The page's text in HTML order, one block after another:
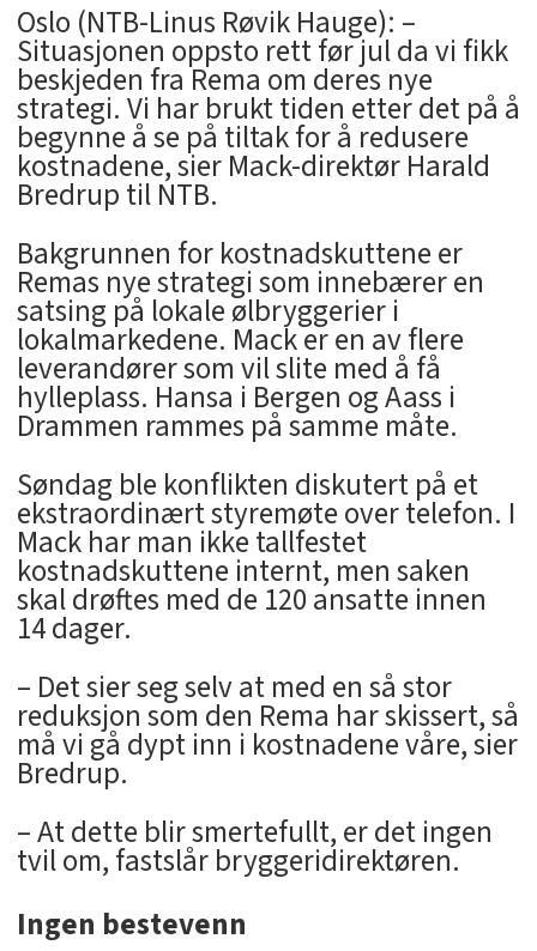
Oslo (NTB-Linus Røvik Hauge): –
Situasjonen oppsto rett før jul da vi fikk
beskjeden fra Rema om deres nye
strategi. Vi har brukt tiden etter det på å
begynne å se på tiltak for å redusere
kostnadene, sier Mack-direktør Harald
Bredrup til NTB.
Bakgrunnen for kostnadskuttene er
Remas nye strategi som innebærer en
satsing på lokale ølbryggerier i
lokalmarkedene. Mack er en av flere
leverandører som vil slite med å få
hylleplass. Hansa i Bergen og Aass i
Drammen rammes på samme måte.
Søndag ble konflikten diskutert på et
ekstraordinært styremøte over telefon. I
Mack har man ikke tallfestet
kostnadskuttene internt, men saken
skal drøftes med de 120 ansatte innen
14 dager.
– Det sier seg selv at med en så stor
reduksjon som den Rema har skissert, så
må vi gå dypt inn i kostnadene våre, sier
Bredrup.
– At dette blir smertefullt, er det ingen
tvil om, fastslår bryggeridirektøren.
Ingen bestevenn